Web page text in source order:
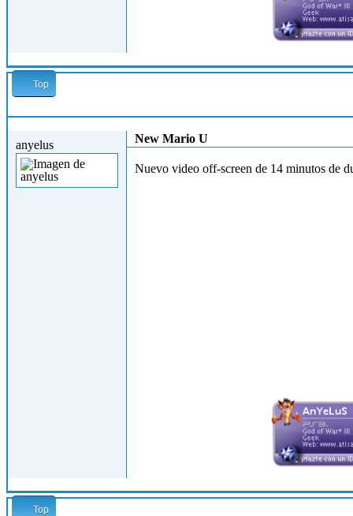
Top
anyelus New Mario U
Nuevo video off-screen de 14 minutos de
Top